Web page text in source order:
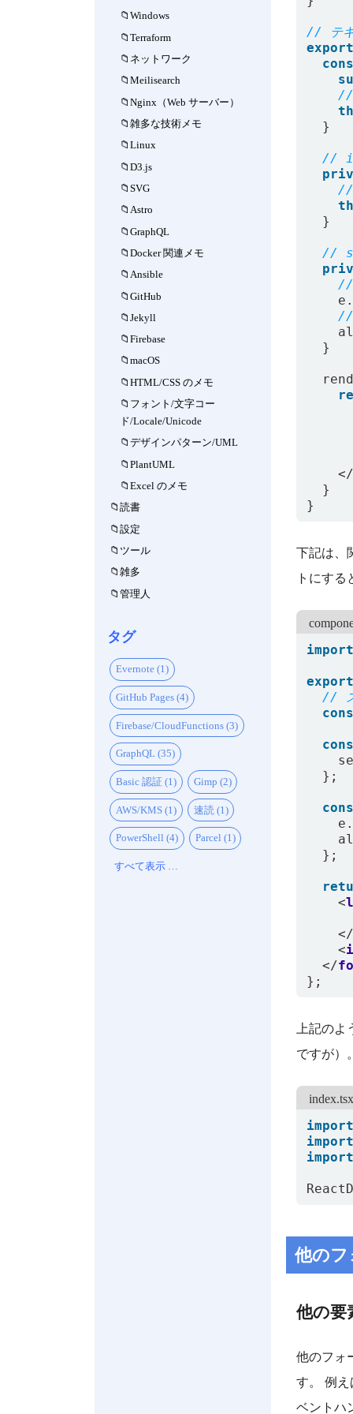
Windows
Terraform
ネットワーク
Meilisearch
Nginx（Web サーバー）
雑多な技術メモ
Linux
D3.js
SVG
Astro
GraphQL
Docker 関連メモ
Ansible
GitHub
Jekyll
Firebase
macOS
HTML/CSS のメモ
フォント/文字コー
ド/Locale/Unicode
デザインパターン/UML
PlantUML
Excel のメモ
読書
設定
ツール
雑多
管理人
タグ
Evernote (1)
GitHub Pages (4)
Firebase/CloudFunctions (3)
GraphQL (35)
Basic 認証 (1) Gimp (2)
AWS/KMS (1) 速読 (1)
PowerShell (4) Parcel (1)
すべて表示 …
export
}
}
e .
}
</
}
}
下記は、
トにす
import
export
};
e .
};
<
</
<
</
};
上記の
ですが）
import
import
import
他のフ
他の要
他のフォ
す。 例
ベントハ